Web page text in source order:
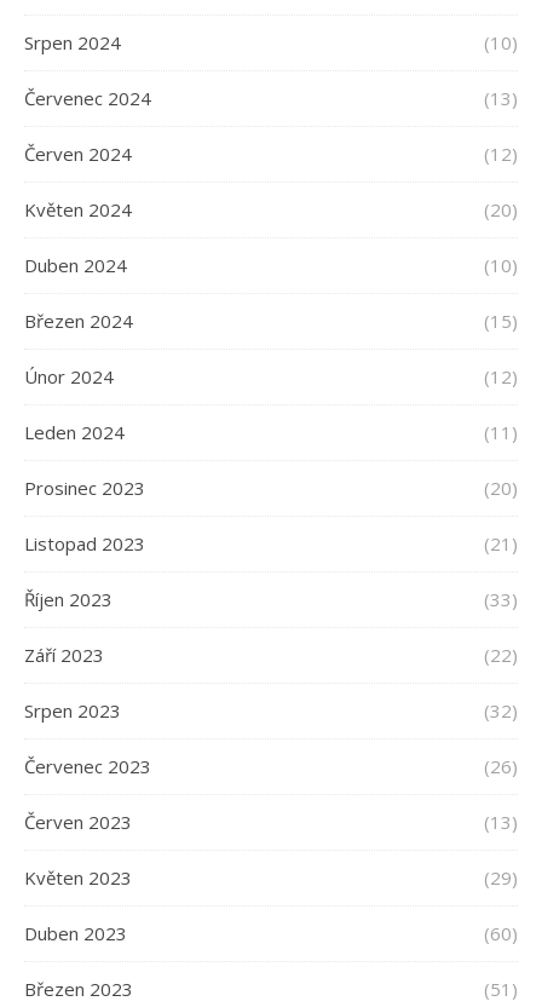
Srpen 2024 (10)
Červenec 2024 (13)
Červen 2024 (12)
Květen 2024 (20)
Duben 2024 (10)
Březen 2024 (15)
Únor 2024 (12)
Leden 2024 (11)
Prosinec 2023 (20)
Listopad 2023 (21)
Říjen 2023 (33)
Září 2023 (22)
Srpen 2023 (32)
Červenec 2023 (26)
Červen 2023 (13)
Květen 2023 (29)
Duben 2023 (60)
Březen 2023 (51)